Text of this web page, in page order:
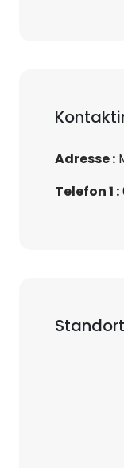
Adresse :
Telefon 1 :
Standort